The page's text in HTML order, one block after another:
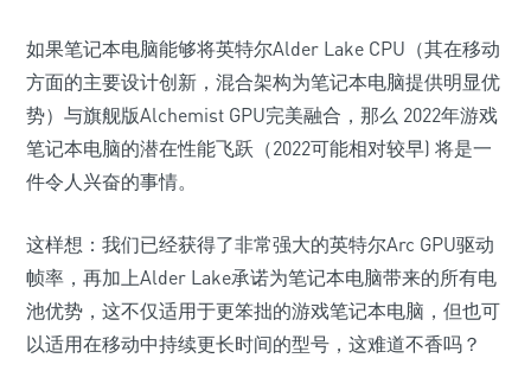
如果笔记本电脑能够将英特尔Alder Lake CPU（其在移动
方面的主要设计创新，混合架构为笔记本电脑提供明显优
势）与旗舰版Alchemist GPU完美融合，那么 2022年游戏
笔记本电脑的潜在性能飞跃（2022可能相对较早) 将是一
件令人兴奋的事情。
这样想：我们已经获得了非常强大的英特尔Arc GPU驱动
帧率，再加上Alder Lake承诺为笔记本电脑带来的所有电
池优势，这不仅适用于更笨拙的游戏笔记本电脑，但也可
以适用在移动中持续更长时间的型号，这难道不香吗？